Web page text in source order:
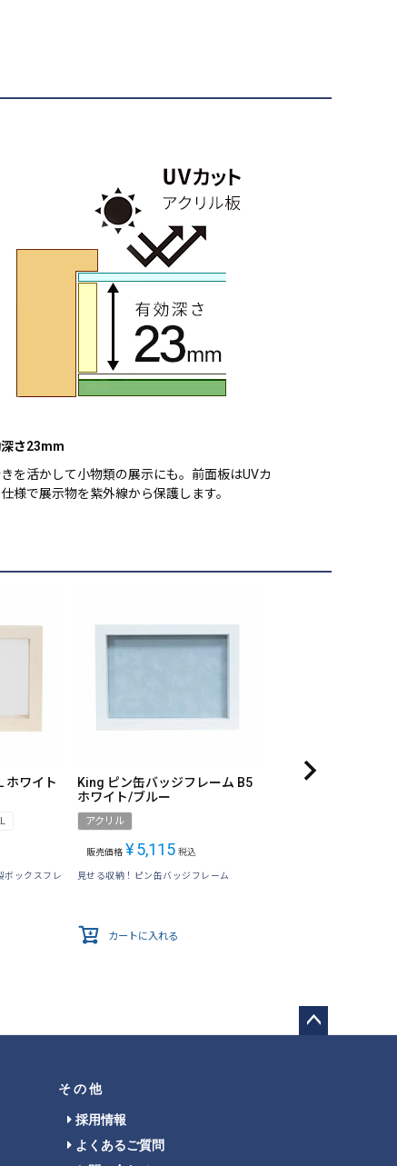
さ23mm
を活かして小物類の展示にも。前面板はUVカ
様で展示物を紫外線から保護します。
ホワイト
ボックスフレ
King ピン缶バッジフレーム B5
ホワイト/ブルー
アクリル
販売価格 ¥5,115 税込
見せる収納！ピン缶バッジフレーム
カートに入れる
その他
採用情報
よくあるご質問